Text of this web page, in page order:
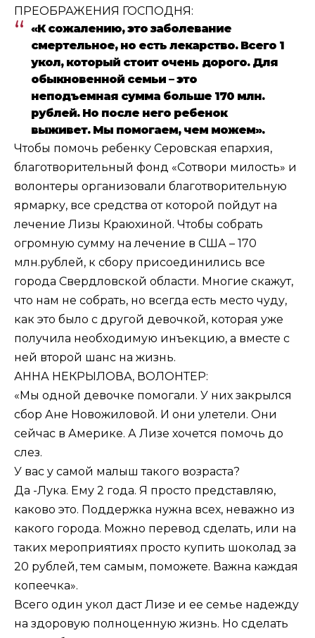
ПРЕОБРАЖЕНИЯ ГОСПОДНЯ:
«К сожалению, это заболевание
смертельное, но есть лекарство. Всего 1
укол, который стоит очень дорого. Для
обыкновенной семьи – это
неподъемная сумма больше 170 млн.
рублей. Но после него ребенок
выживет. Мы помогаем, чем можем».
Чтобы помочь ребенку Серовская епархия,
благотворительный фонд «Сотвори милость» и
волонтеры организовали благотворительную
ярмарку, все средства от которой пойдут на
лечение Лизы Краюхиной. Чтобы собрать
огромную сумму на лечение в США – 170
млн.рублей, к сбору присоединились все
города Свердловской области. Многие скажут,
что нам не собрать, но всегда есть место чуду,
как это было с другой девочкой, которая уже
получила необходимую инъекцию, а вместе с
ней второй шанс на жизнь.
АННА НЕКРЫЛОВА, ВОЛОНТЕР:
«Мы одной девочке помогали. У них закрылся
сбор Ане Новожиловой. И они улетели. Они
сейчас в Америке. А Лизе хочется помочь до
слез.
У вас у самой малыш такого возраста?
Да -Лука. Ему 2 года. Я просто представляю,
каково это. Поддержка нужна всех, неважно из
какого города. Можно перевод сделать, или на
таких мероприятиях просто купить шоколад за
20 рублей, тем самым, поможете. Важна каждая
копеечка».
Всего один укол даст Лизе и ее семье надежду
на здоровую полноценную жизнь. Но сделать